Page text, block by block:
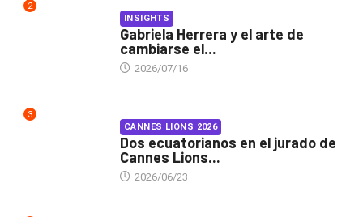
2
INSIGHTS
Gabriela Herrera y el arte de
cambiarse el...
2026/07/16
3
CANNES LIONS 2026
Dos ecuatorianos en el jurado de
Cannes Lions...
2026/06/23